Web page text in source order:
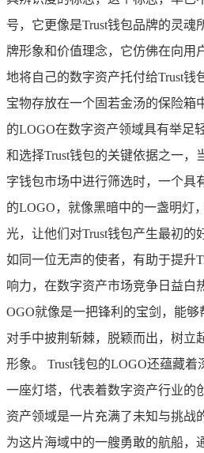
号，它更像是Trust钱包品牌的灵魂
牌形象和价值理念，它仿佛在向用
地将自己的数字资产托付给Trust钱
宝物存放在一个固若金汤的保险箱
的LOGO在数字资产领域具有举足
和选择Trust钱包的关键依据之一，
字钱包市场中进行筛选时，一个具
的LOGO，就像黑暗中的一盏明灯
光，让他们对Trust钱包产生最初的
如同一位无声的使者，有助于提升
响力，在数字资产市场竞争日益白
OGO就像是一把锋利的宝剑，能够
对手中披荆斩棘，脱颖而出，树立
形象。 Trust钱包的LOGO还蕴藏着
一座灯塔，代表着数字资产行业的
资产领域是一片充满了未知与挑战
为这片海域中的一艘勇敢的航船，